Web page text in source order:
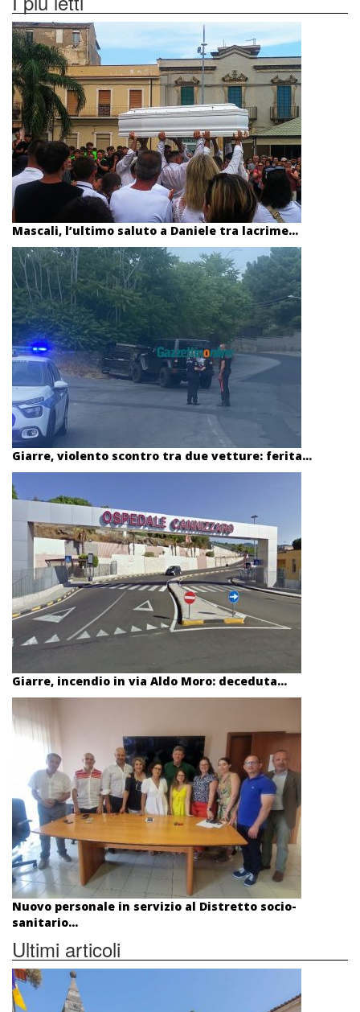
Mascali, l’ultimo saluto a Daniele tra lacrime...
Giarre, violento scontro tra due vetture: ferita...
Giarre, incendio in via Aldo Moro: deceduta...
Nuovo personale in servizio al Distretto socio-
sanitario...
Ultimi articoli